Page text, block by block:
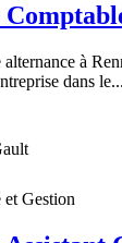
alternance à
dans le...
Gestion